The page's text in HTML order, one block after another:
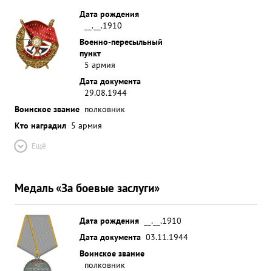
Дата рождения
__.__.1910
Военно-пересыльный
пункт
5 армия
Дата документа
29.08.1944
Воинское звание полковник
Кто наградил 5 армия
Ещё
Медаль «За боевые заслуги»
Дата рождения
__.__.1910
Дата документа 03.11.1944
Воинское звание
полковник